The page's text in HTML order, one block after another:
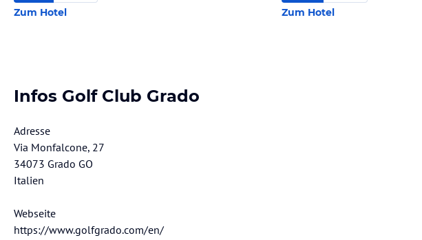
Zum Hotel Zum Hotel
Infos Golf Club Grado
Adresse
Via Monfalcone, 27
34073 Grado GO
Italien
Webseite
https://www.golfgrado.com/en/